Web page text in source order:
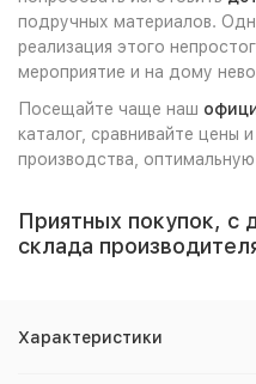
подручных материалов.
реализация этого
мероприятие и на дому
Посещайте чаще наш
каталог, сравнивайте цены
производства,
Приятных покупок, с
склада
Характеристики